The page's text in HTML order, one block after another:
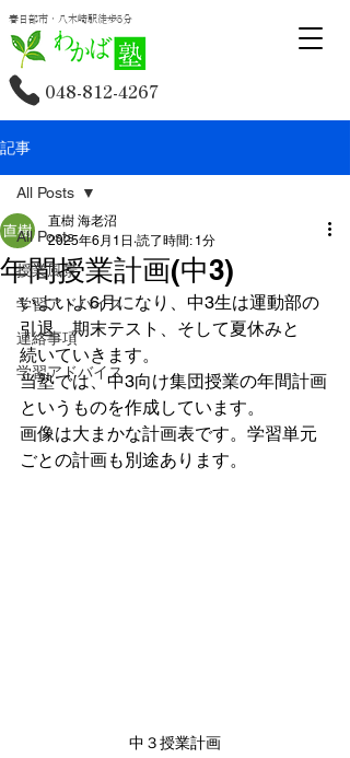
春日部市・八木崎駅徒歩5分
048-812-4267
記事
All Posts
授業風景
学習アドバイス
連絡事項
学習アドバイス
All Posts
年間授業計画(中3)
直樹 海老沼
2025年6月1日 読了時間: 1分
いよいよ6月になり、中3生は運動部の
引退、期末テスト、そして夏休みと
続いていきます。
当塾では、中3向け集団授業の年間計画
というものを作成しています。
画像は大まかな計画表です。学習単元
ごとの計画も別途あります。
中３授業計画